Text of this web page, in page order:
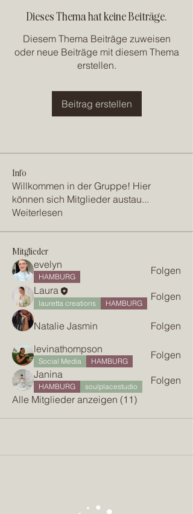
Dieses Thema hat keine Beiträge.
Diesem Thema Beiträge zuweisen
oder neue Beiträge mit diesem Thema
erstellen.
Beitrag erstellen
Info
Willkommen in der Gruppe! Hier
können sich Mitglieder austau...
Weiterlesen
Mitglieder
evelyn
HAMBURG
Folgen
Laura
lauretta creations HAMBURG
Folgen
Natalie Jasmin
Folgen
levinathompson
Social Media HAMBURG
Folgen
Janina
HAMBURG soulplacestudio
Folgen
Alle Mitglieder anzeigen (11)